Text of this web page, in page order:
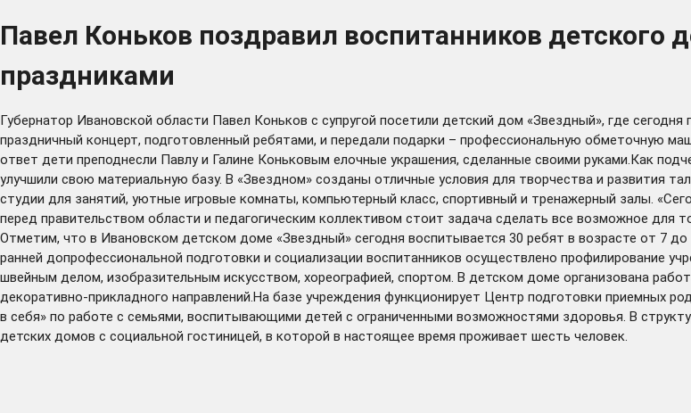
Павел Коньков поздравил воспитанников
праздниками
Губернатор Ивановской области Павел Коньков с супругой посетили детский дом «Звездный», где
праздничный концерт, подготовленный ребятами, и передали подарки – профессиональную обметочную
ответ дети преподнесли Павлу и Галине Коньковым елочные украшения, сделанные своими руками.Как
улучшили свою материальную базу. В «Звездном» созданы отличные условия для творчества и развития
студии для занятий, уютные игровые комнаты, компьютерный класс, спортивный и тренажерный залы.
перед правительством области и педагогическим коллективом стоит задача сделать все возможное для
Отметим, что в Ивановском детском доме «Звездный» сегодня воспитывается 30 ребят в возрасте от 7
ранней допрофессиональной подготовки и социализации воспитанников осуществлено профилирование
швейным делом, изобразительным искусством, хореографией, спортом. В детском доме организована
декоративно-прикладного направлений.На базе учреждения функционирует Центр подготовки приемных
в себя» по работе с семьями, воспитывающими детей с ограниченными возможностями здоровья. В
детских домов с социальной гостиницей, в которой в настоящее время проживает шесть человек.